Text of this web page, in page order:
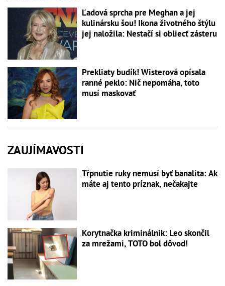
Ľadová sprcha pre Meghan a jej
kulinársku šou! Ikona životného štýlu
jej naložila: Nestačí si obliecť zásteru
Prekliaty budík! Wisterová opísala
ranné peklo: Nič nepomáha, toto
musí maskovať
ZAUJÍMAVOSTI
Tŕpnutie ruky nemusí byť banalita: Ak
máte aj tento príznak, nečakajte
Korytnačka kriminálnik: Leo skončil
za mrežami, TOTO bol dôvod!